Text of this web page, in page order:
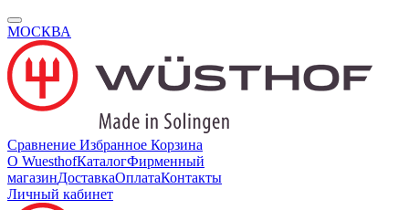
МОСКВА
Сравнение Избранное Корзина
О WuesthofКаталогФирменный
магазинДоставкаОплатаКонтакты
Личный кабинет